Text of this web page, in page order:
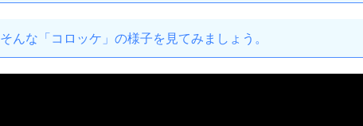
そんな「コロッケ」の様子を見てみましょう。